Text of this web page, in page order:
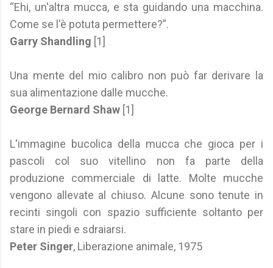
“Ehi, un'altra mucca, e sta guidando una macchina.
Come se l'è potuta permettere?”.
Garry Shandling [1]
Una mente del mio calibro non può far derivare la
sua alimentazione dalle mucche.
George Bernard Shaw [1]
L'immagine bucolica della mucca che gioca per i
pascoli col suo vitellino non fa parte della
produzione commerciale di latte. Molte mucche
vengono allevate al chiuso. Alcune sono tenute in
recinti singoli con spazio sufficiente soltanto per
stare in piedi e sdraiarsi.
Peter Singer, Liberazione animale, 1975